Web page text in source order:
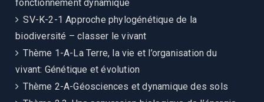
fonctionnement dynamique
SV-K-2-1 Approche phylogénétique de la
biodiversité – classer le vivant
Thème 1-A-La Terre, la vie et l’organisation du
vivant: Génétique et évolution
Thème 2-A-Géosciences et dynamique des sols